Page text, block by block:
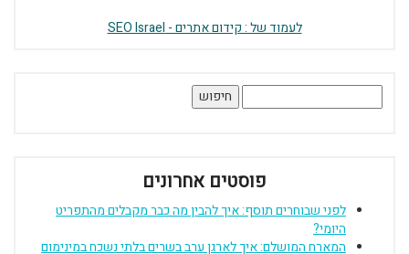
מה כבר מקבלים מהתפריט
ערב בשרים בלתי נשכח במינימום